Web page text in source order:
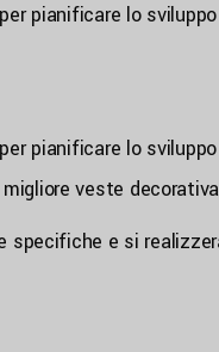
pianificare lo
pianificare lo
veste
specifiche e si